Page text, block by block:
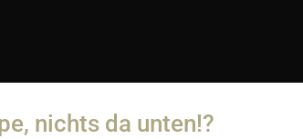
nichts da unten!?